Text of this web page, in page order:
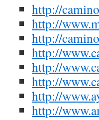
http://
http://
http://
http://
http://
http://
http://
http://